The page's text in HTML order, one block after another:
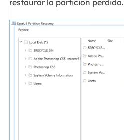
restaurar la partición perdida.